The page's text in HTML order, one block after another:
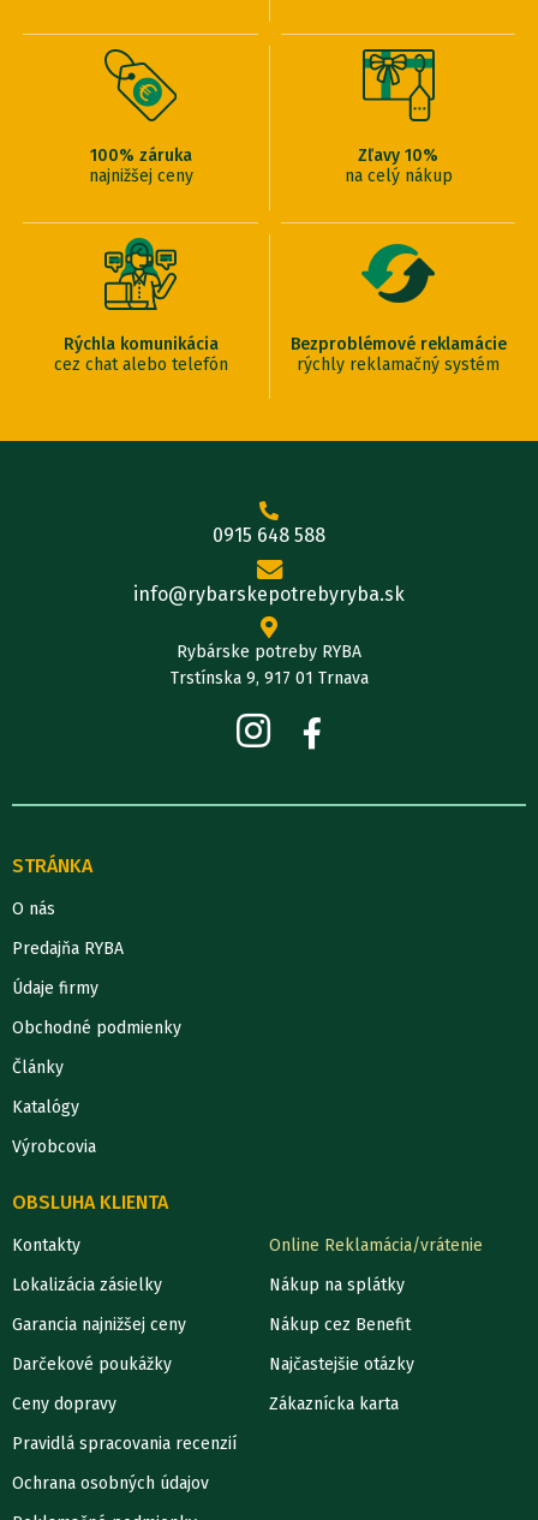
100% záruka
najnižšej ceny
Zľavy 10%
na celý nákup
Rýchla komunikácia
cez chat alebo telefón
Bezproblémové reklamácie
rýchly reklamačný systém
0915 648 588
info@rybarskepotrebyryba.sk
Rybárske potreby RYBA
Trstínska 9, 917 01 Trnava
STRÁNKA
O nás
Predajňa RYBA
Údaje firmy
Obchodné podmienky
Články
Katalógy
Výrobcovia
OBSLUHA KLIENTA
Kontakty
Lokalizácia zásielky
Garancia najnižšej ceny
Darčekové poukážky
Ceny dopravy
Pravidlá spracovania recenzií
Ochrana osobných údajov
Online Reklamácia/vrátenie
Nákup na splátky
Nákup cez Benefit
Najčastejšie otázky
Zákaznícka karta